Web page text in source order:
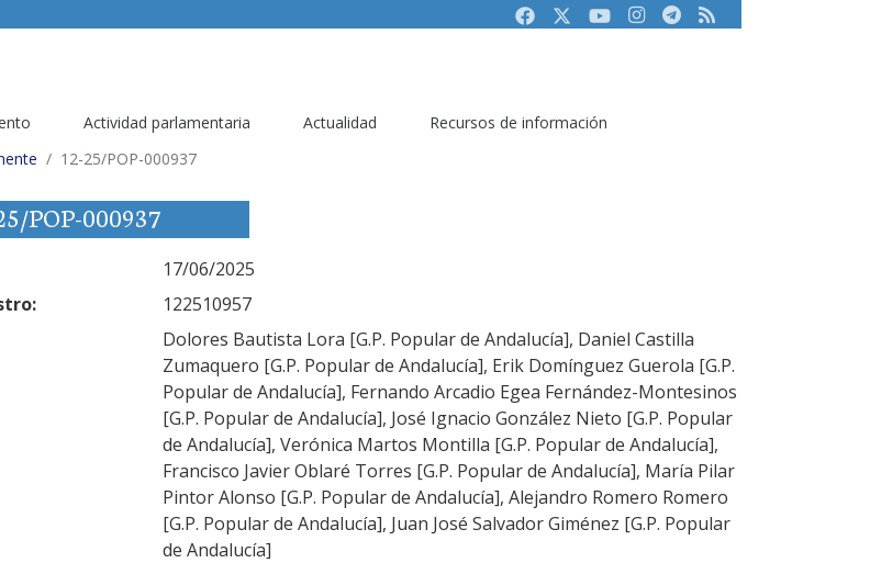
FacebookTwitterYoutubeInstagram
Telegram
RSS
Actividad parlamentaria Actualidad
Recursos de información
12-25/POP-000937
POP-000937
17/06/2025
122510957
Dolores Bautista Lora [G.P. Popular de Andalucía], Daniel Castilla
Zumaquero [G.P. Popular de Andalucía], Erik Domínguez Guerola [G.P.
Popular de Andalucía], Fernando Arcadio Egea Fernández-Montesinos
[G.P. Popular de Andalucía], José Ignacio González Nieto [G.P. Popular
de Andalucía], Verónica Martos Montilla [G.P. Popular de Andalucía],
Francisco Javier Oblaré Torres [G.P. Popular de Andalucía], María Pilar
Pintor Alonso [G.P. Popular de Andalucía], Alejandro Romero Romero
[G.P. Popular de Andalucía], Juan José Salvador Giménez [G.P. Popular
de Andalucía]